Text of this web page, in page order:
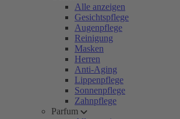
Alle anzeigen
Gesichtspflege
Augenpflege
Reinigung
Masken
Herren
Anti-Aging
Lippenpflege
Sonnenpflege
Zahnpflege
Parfum